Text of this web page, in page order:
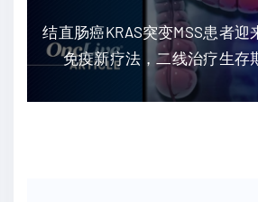
结直肠癌KRAS突变MSS患者迎
免疫新疗法，二线治疗生存